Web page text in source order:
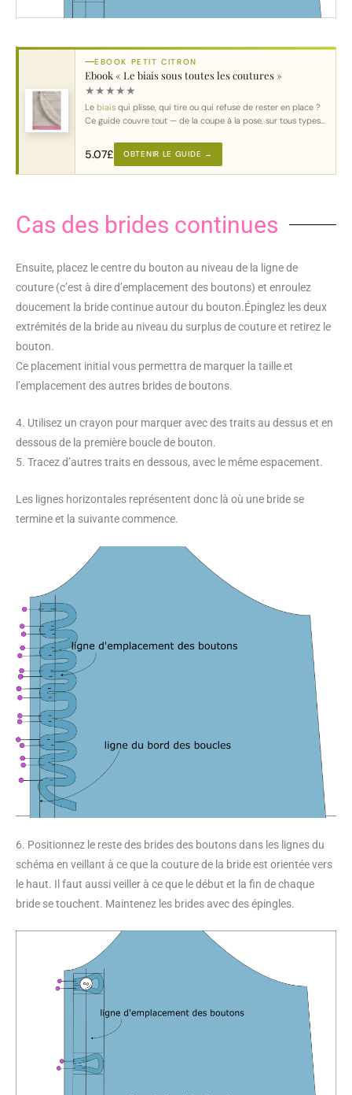
EBOOK PETIT CITRON
Ebook « Le biais sous toutes les coutures »
★★★★★
Le biais qui plisse, qui tire ou qui refuse de rester en place ?
Ce guide couvre tout — de la coupe à la pose, sur tous types
5.07£ OBTENIR LE GUIDE →
Cas des brides continues
Ensuite, placez le centre du bouton au niveau de la ligne de
couture (c’est à dire d’emplacement des boutons) et enroulez
doucement la bride continue autour du bouton.Épinglez les deux
extrémités de la bride au niveau du surplus de couture et retirez le
bouton.
Ce placement initial vous permettra de marquer la taille et
l’emplacement des autres brides de boutons.
4. Utilisez un crayon pour marquer avec des traits au dessus et en
dessous de la première boucle de bouton.
5. Tracez d’autres traits en dessous, avec le même espacement.
Les lignes horizontales représentent donc là où une bride se
termine et la suivante commence.
6. Positionnez le reste des brides des boutons dans les lignes du
schéma en veillant à ce que la couture de la bride est orientée vers
le haut. Il faut aussi veiller à ce que le début et la fin de chaque
bride se touchent. Maintenez les brides avec des épingles.